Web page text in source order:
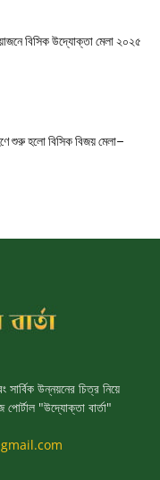
বিসিক উদ্যোক্তা মেলা ২০২৫
শুরু হলো বিসিক বিজয় মেলা–
সার্বিক উন্নয়নের চিত্র নিয়ে
"উদ্যোক্তা বার্তা"